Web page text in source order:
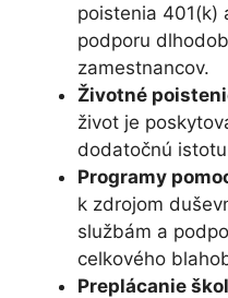
poistenia 401(k)
podporu
zamestnancov.
Životné
život je
dodatočnú
Programy
k zdrojom
službám a
celkového
Preplácanie